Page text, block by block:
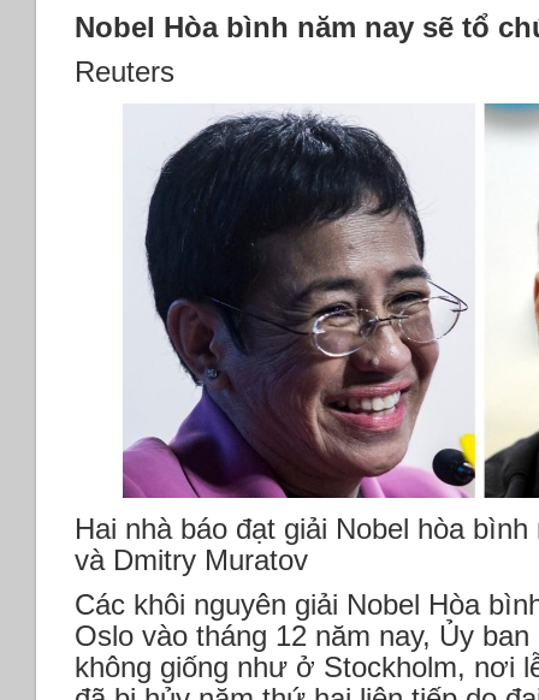
Nobel Hòa bình năm nay sẽ tổ
Reuters
Hai nhà báo đạt giải Nobel hòa
và Dmitry Muratov
Các khôi nguyên giải Nobel Hòa
Oslo vào tháng 12 năm nay, Ủy
không giống như ở Stockholm, nơi